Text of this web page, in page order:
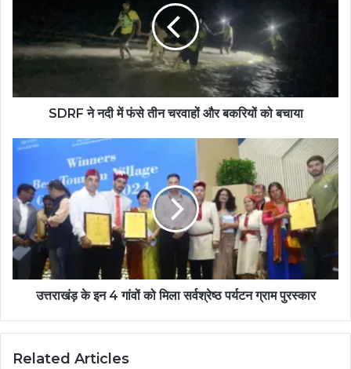
SDRF ने नदी में फंसे तीन चरवाहों और बकरियों को बचाया
उत्तराखंड़ के इन 4 गांवों को मिला सर्वश्रेष्ठ पर्यटन ग्राम पुरस्कार
Related Articles